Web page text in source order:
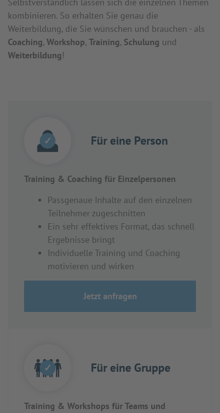
kombinieren. So erhalten Sie genau die
Weiterbildung, die Sie wünschen und brauchen - als
Coaching, Workshop, Training, Schulung und
Weiterbildung!
✓ Für eine Person
Training & Coaching für Einzelpersonen
Passgenaue Inhalte auf den einzelnen
Teilnehmer zugeschnitten
Ein sehr effektives Format, das schnell
Ergebnisse bringt
Individuelle Training und Coaching
motivieren und wirken
Jetzt anfragen
✓ Für eine Gruppe
Training & Workshops für Teams und